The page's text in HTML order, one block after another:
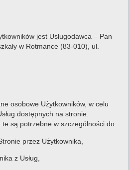
jest Usługodawca – Pan
w Rotmance (83-010), ul.
osobowe Użytkowników, w celu
dostępnych na stronie.
są potrzebne w szczególności do:
przez Użytkownika,
z Usług,